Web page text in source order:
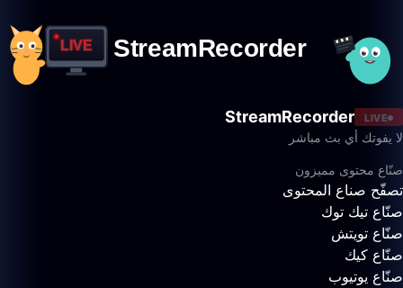
LIVE
StreamRecorder
لا يفوتك أي بث مباشر
صنّاع محتوى مميزون
تصفّح صناع المحتوى
صنّاع تيك توك
صنّاع تويتش
صنّاع كيك
صنّاع يوتيوب